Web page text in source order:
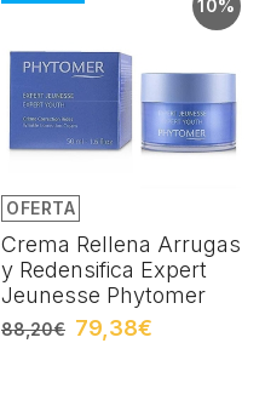
10%
OFERTA
Crema Rellena Arrugas
y Redensifica Expert
Jeunesse Phytomer
88,20€ 79,38€